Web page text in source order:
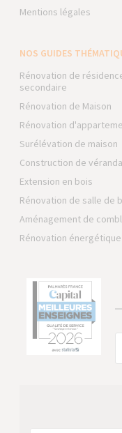
Mentions légales
NOS GUIDES
Rénovation de
secondaire
Rénovation de Maison
Rénovation
Surélévation de maison
Construction de véranda
Extension en bois
Rénovation de salle de
Aménagement de
Rénovation énergétique